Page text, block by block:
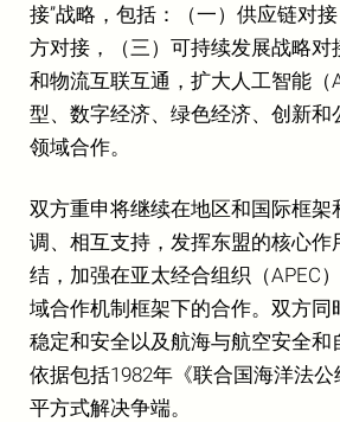
接”战略，包括：（一）供应链对
方对接，（三）可持续发展战略对
和物流互联互通，扩大人工智能（
型、数字经济、绿色经济、创新和
领域合作。
双方重申将继续在地区和国际框架
调、相互支持，发挥东盟的核心作
结，加强在亚太经合组织（APEC
域合作机制框架下的合作。双方同
稳定和安全以及航海与航空安全和
依据包括1982年《联合国海洋法
平方式解决争端。